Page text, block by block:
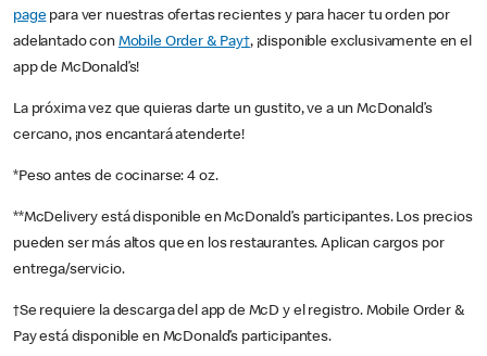
pagepara ver nuestras ofertas recientes y para hacer tu orden por
adelantado con Mobile Order & Pay†, ¡disponible exclusivamente en el
app de McDonald’s!
La próxima vez que quieras darte un gustito, ve a un McDonald’s
cercano, ¡nos encantará atenderte!
*Peso antes de cocinarse: 4 oz.
**McDelivery está disponible en McDonald’s participantes. Los precios
pueden ser más altos que en los restaurantes. Aplican cargos por
entrega/servicio.
†Se requiere la descarga del app de McD y el registro. Mobile Order &
Pay está disponible en McDonald’s participantes.